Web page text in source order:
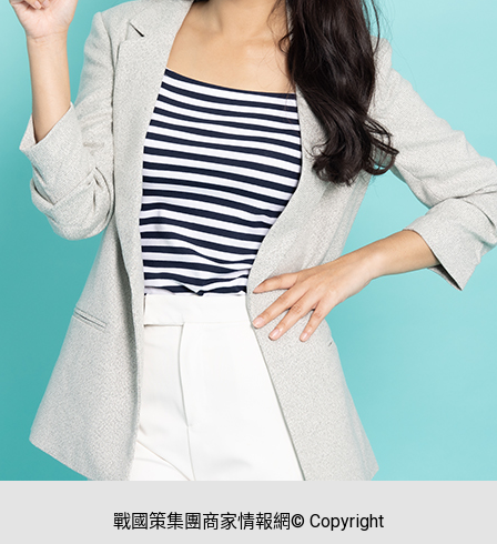
戰國策集團商家情報網© Copyright